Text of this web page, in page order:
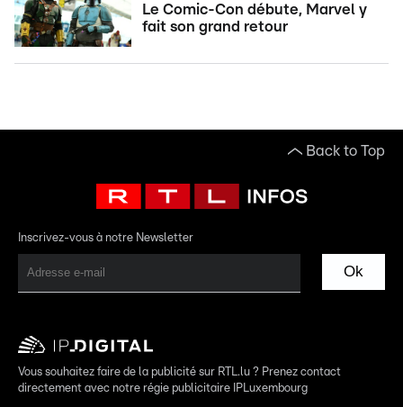
Le Comic-Con débute, Marvel y
fait son grand retour
Back to Top
Inscrivez-vous à notre Newsletter
Ok
Vous souhaitez faire de la publicité sur RTL.lu ? Prenez contact
directement avec notre régie publicitaire IPLuxembourg